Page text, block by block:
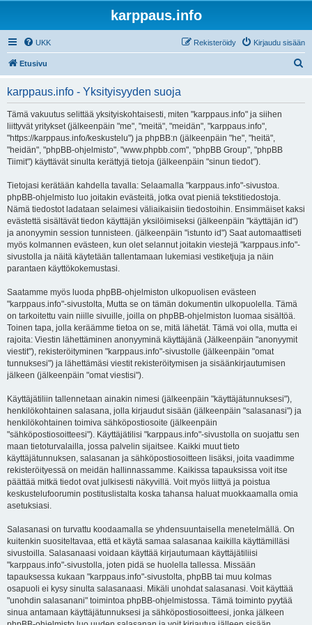
karppaus.info
UKK Kirjaudu sisään
Rekisteröidy
Etusivu
karppaus.info - Yksityisyyden suoja
Tämä vakuutus selittää yksityiskohtaisesti, miten "karppaus.info" ja siihen
liittyvät yritykset (jälkeenpäin "me", "meitä", "meidän", "karppaus.info",
"https://karppaus.info/keskustelu") ja phpBB:n (jälkeenpäin "he", "heitä",
"heidän", "phpBB-ohjelmisto", "www.phpbb.com", "phpBB Group", "phpBB
Tiimit") käyttävät sinulta kerättyjä tietoja (jälkeenpäin "sinun tiedot").
Tietojasi kerätään kahdella tavalla: Selaamalla "karppaus.info"-sivustoa.
phpBB-ohjelmisto luo joitakin evästeitä, jotka ovat pieniä tekstitiedostoja.
Nämä tiedostot ladataan selaimesi väliaikaisiin tiedostoihin. Ensimmäiset kaksi
evästettä sisältävät tiedon käyttäjän yksilöimiseksi (jälkeenpäin "käyttäjän id")
ja anonyymin session tunnisteen. (jälkeenpäin "istunto id") Saat automaattiseti
myös kolmannen evästeen, kun olet selannut joitakin viestejä "karppaus.info"-
sivustolla ja näitä käytetään tallentamaan lukemiasi vestiketjuja ja näin
parantaen käyttökokemustasi.
Saatamme myös luoda phpBB-ohjelmiston ulkopuolisen evästeen
"karppaus.info"-sivustolta, Mutta se on tämän dokumentin ulkopuolella. Tämä
on tarkoitettu vain niille sivuille, joilla on phpBB-ohjelmiston luomaa sisältöä.
Toinen tapa, jolla keräämme tietoa on se, mitä lähetät. Tämä voi olla, mutta ei
rajoita: Viestin lähettäminen anonyyminä käyttäjänä (Jälkeenpäin "anonyymit
viestit"), rekisteröityminen "karppaus.info"-sivustolle (jälkeenpäin "omat
tunnuksesi") ja lähettämäsi viestit rekisteröitymisen ja sisäänkirjautumisen
jälkeen (jälkeenpäin "omat viestisi").
Käyttäjätiliin tallennetaan ainakin nimesi (jälkeenpäin "käyttäjätunnuksesi"),
henkilökohtainen salasana, jolla kirjaudut sisään (jälkeenpäin "salasanasi") ja
henkilökohtainen toimiva sähköpostiosoite (jälkeenpäin
"sähköpostiosoitteesi"). Käyttäjätilisi "karppaus.info"-sivustolla on suojattu sen
maan tietoturvalailla, jossa palvelin sijaitsee. Kaikki muut tieto
käyttäjätunnuksen, salasanan ja sähköpostiosoitteen lisäksi, joita vaadimme
rekisteröityessä on meidän hallinnassamme. Kaikissa tapauksissa voit itse
päättää mitkä tiedot ovat julkisesti näkyvillä. Voit myös liittyä ja poistua
keskustelufoorumin postituslistalta koska tahansa haluat muokkaamalla omia
asetuksiasi.
Salasanasi on turvattu koodaamalla se yhdensuuntaisella menetelmällä. On
kuitenkin suositeltavaa, että et käytä samaa salasanaa kaikilla käyttämilläsi
sivustoilla. Salasanaasi voidaan käyttää kirjautumaan käyttäjätiliisi
"karppaus.info"-sivustolla, joten pidä se huolella tallessa. Missään
tapauksessa kukaan "karppaus.info"-sivustolta, phpBB tai muu kolmas
osapuoli ei kysy sinulta salasanaasi. Mikäli unohdat salasanasi. Voit käyttää
"unohdin salasanani" toimintoa phpBB-ohjelmistossa. Tämä toiminto pyytää
sinua antamaan käyttäjätunnuksesi ja sähköpostiosoitteesi, jonka jälkeen